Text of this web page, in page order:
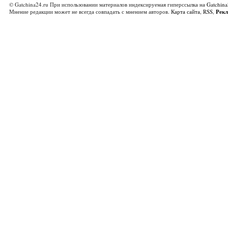
© Gatchina24.ru При использовании материалов индексируемая гиперссылка на
Мнение редакции может не всегда совпадать с мнением авторов. Карта сайта, RSS,